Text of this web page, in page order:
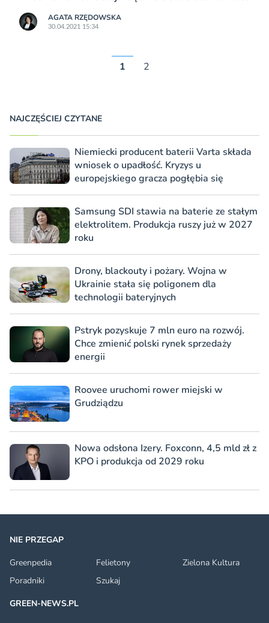
AGATA RZĘDOWSKA
30.04.2021 15:34
1 2
NAJCZĘŚCIEJ CZYTANE
Niemiecki producent baterii Varta składa
wniosek o upadłość. Kryzys u
europejskiego gracza pogłębia się
Samsung SDI stawia na baterie ze stałym
elektrolitem. Produkcja ruszy już w 2027
roku
Drony, blackouty i pożary. Wojna w
Ukrainie stała się poligonem dla
technologii bateryjnych
Pstryk pozyskuje 7 mln euro na rozwój.
Chce zmienić polski rynek sprzedaży
energii
Roovee uruchomi rower miejski w
Grudziądzu
Nowa odsłona Izery. Foxconn, 4,5 mld zł z
KPO i produkcja od 2029 roku
NIE PRZEGAP
Greenpedia
Felietony
Zielona Kultura
Poradniki
Szukaj
GREEN-NEWS.PL